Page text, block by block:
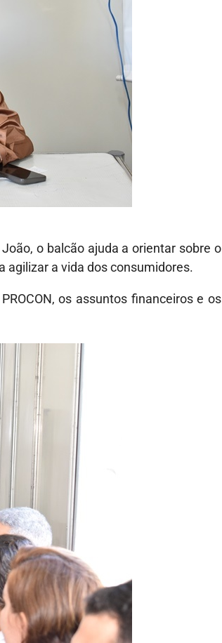
o balcão ajuda a orientar sobre o
agilizar a vida dos consumidores.
os assuntos financeiros e os